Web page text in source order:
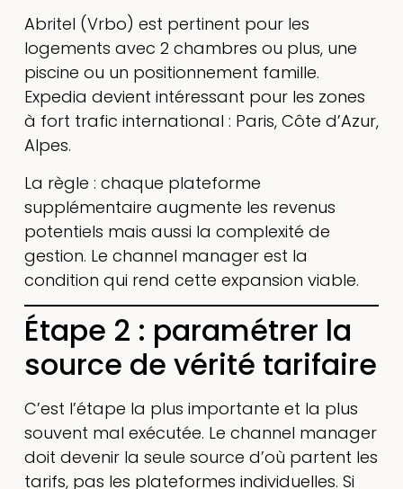
Abritel (Vrbo) est pertinent pour les
logements avec 2 chambres ou plus, une
piscine ou un positionnement famille.
Expedia devient intéressant pour les zones
à fort trafic international : Paris, Côte d’Azur,
Alpes.
La règle : chaque plateforme
supplémentaire augmente les revenus
potentiels mais aussi la complexité de
gestion. Le channel manager est la
condition qui rend cette expansion viable.
Étape 2 : paramétrer la
source de vérité tarifaire
C’est l’étape la plus importante et la plus
souvent mal exécutée. Le channel manager
doit devenir la seule source d’où partent les
tarifs, pas les plateformes individuelles. Si